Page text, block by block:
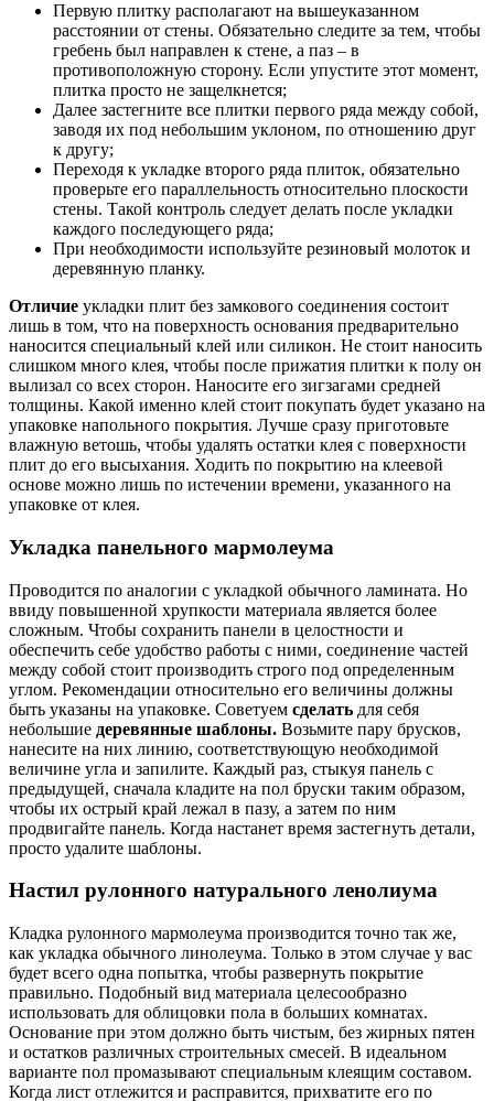
Первую плитку располагают на вышеуказанном
расстоянии от стены. Обязательно следите за тем, чтобы
гребень был направлен к стене, а паз – в
противоположную сторону. Если упустите этот момент,
плитка просто не защелкнется;
Далее застегните все плитки первого ряда между собой,
заводя их под небольшим уклоном, по отношению друг
к другу;
Переходя к укладке второго ряда плиток, обязательно
проверьте его параллельность относительно плоскости
стены. Такой контроль следует делать после укладки
каждого последующего ряда;
При необходимости используйте резиновый молоток и
деревянную планку.
Отличие укладки плит без замкового соединения состоит
лишь в том, что на поверхность основания предварительно
наносится специальный клей или силикон. Не стоит наносить
слишком много клея, чтобы после прижатия плитки к полу он
вылизал со всех сторон. Наносите его зигзагами средней
толщины. Какой именно клей стоит покупать будет указано на
упаковке напольного покрытия. Лучше сразу приготовьте
влажную ветошь, чтобы удалять остатки клея с поверхности
плит до его высыхания. Ходить по покрытию на клеевой
основе можно лишь по истечении времени, указанного на
упаковке от клея.
Укладка панельного мармолеума
Проводится по аналогии с укладкой обычного ламината. Но
ввиду повышенной хрупкости материала является более
сложным. Чтобы сохранить панели в целостности и
обеспечить себе удобство работы с ними, соединение частей
между собой стоит производить строго под определенным
углом. Рекомендации относительно его величины должны
быть указаны на упаковке. Советуем сделать для себя
небольшие деревянные шаблоны. Возьмите пару брусков,
нанесите на них линию, соответствующую необходимой
величине угла и запилите. Каждый раз, стыкуя панель с
предыдущей, сначала кладите на пол бруски таким образом,
чтобы их острый край лежал в пазу, а затем по ним
продвигайте панель. Когда настанет время застегнуть детали,
просто удалите шаблоны.
Настил рулонного натурального ленолиума
Кладка рулонного мармолеума производится точно так же,
как укладка обычного линолеума. Только в этом случае у вас
будет всего одна попытка, чтобы развернуть покрытие
правильно. Подобный вид материала целесообразно
использовать для облицовки пола в больших комнатах.
Основание при этом должно быть чистым, без жирных пятен
и остатков различных строительных смесей. В идеальном
варианте пол промазывают специальным клеящим составом.
Когда лист отлежится и расправится, прихватите его по